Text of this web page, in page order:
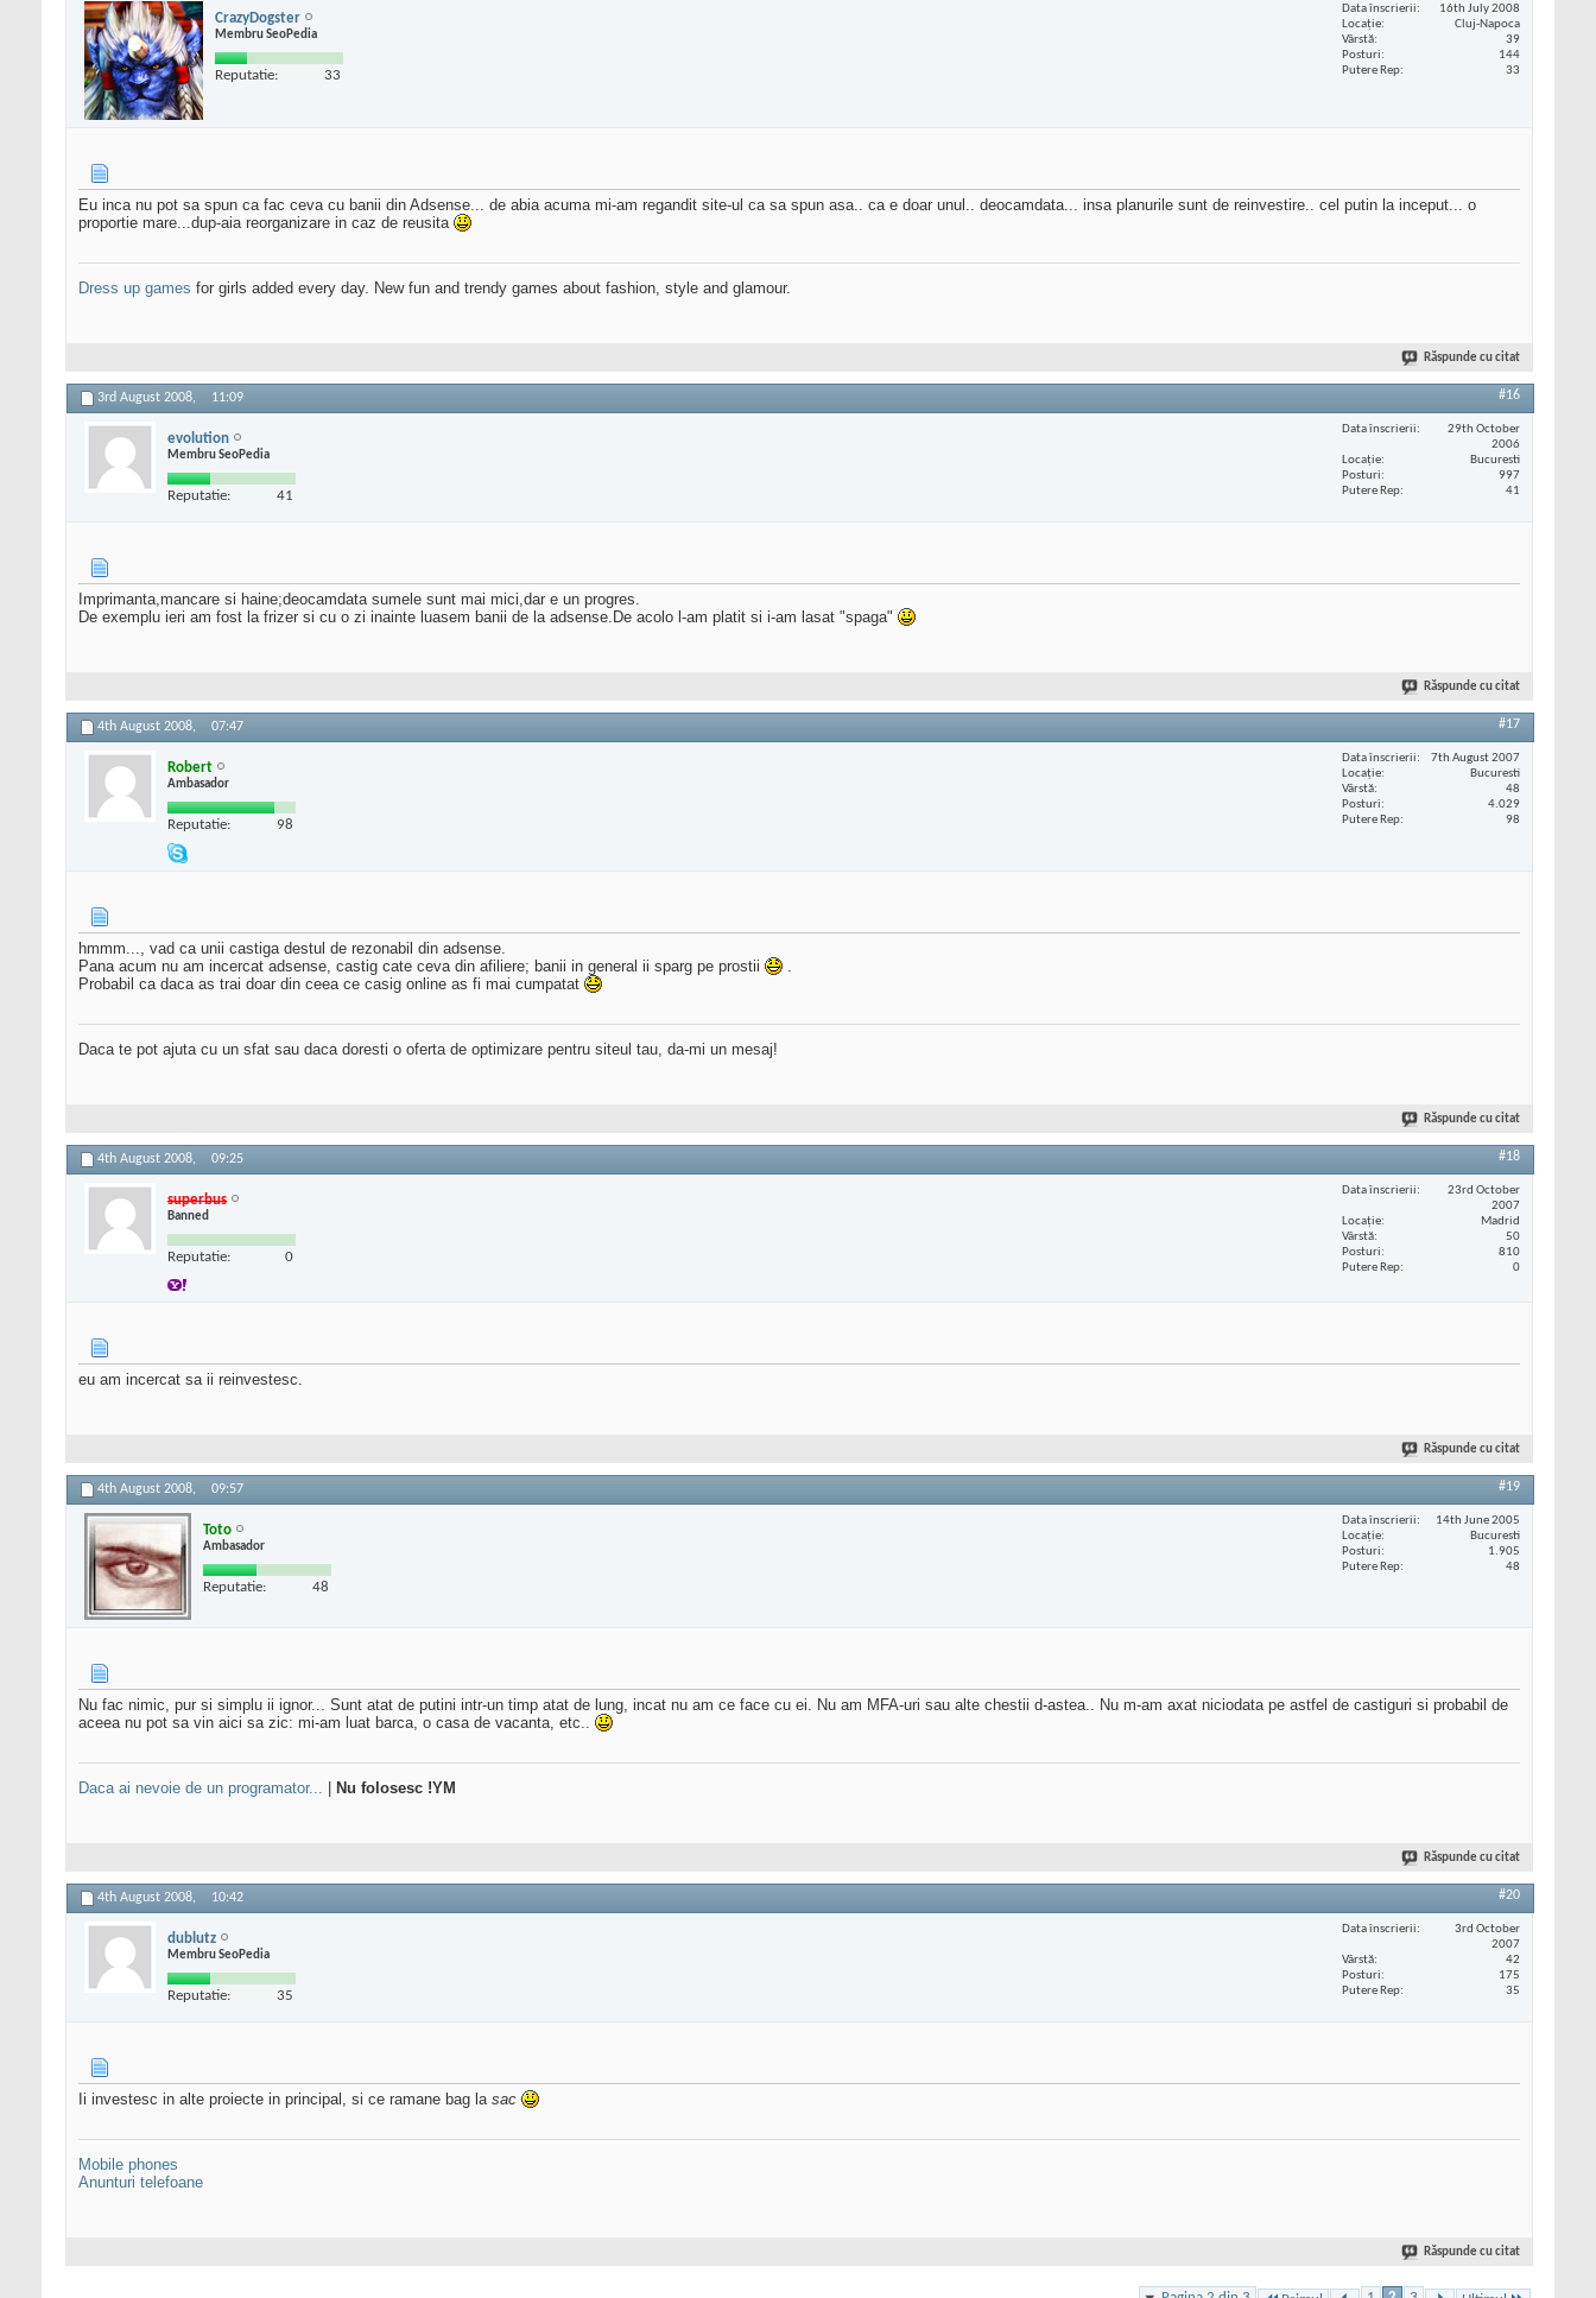
CrazyDogster
Membru SeoPedia
Reputatie: 33
Data înscrierii
16th July 2008
Locaţie
Cluj-Napoca
Vârstă
39
Posturi
144
Putere Rep
33
Eu inca nu pot sa spun ca fac ceva cu banii din Adsense... de abia acuma mi-am regandit site-ul ca sa spun asa.. ca e doar unul.. deocamdata... insa planurile sunt de reinvestire.. cel putin la inceput... o
proportie mare...dup-aia reorganizare in caz de reusita
Dress up games for girls added every day. New fun and trendy games about fashion, style and glamour.
Răspunde cu citat
3rd August 2008, 11:09 #16
evolution
Membru SeoPedia
Reputatie: 41
Data înscrierii
29th October
2006
Locaţie
Bucuresti
Posturi
997
Putere Rep
41
Imprimanta,mancare si haine;deocamdata sumele sunt mai mici,dar e un progres.
De exemplu ieri am fost la frizer si cu o zi inainte luasem banii de la adsense.De acolo l-am platit si i-am lasat "spaga"
Răspunde cu citat
4th August 2008, 07:47 #17
Robert
Ambasador
Reputatie: 98
Data înscrierii
7th August 2007
Locaţie
Bucuresti
Vârstă
48
Posturi
4.029
Putere Rep
98
hmmm..., vad ca unii castiga destul de rezonabil din adsense.
Pana acum nu am incercat adsense, castig cate ceva din afiliere; banii in general ii sparg pe prostii
.
Probabil ca daca as trai doar din ceea ce casig online as fi mai cumpatat
Daca te pot ajuta cu un sfat sau daca doresti o oferta de optimizare pentru siteul tau, da-mi un mesaj!
Răspunde cu citat
4th August 2008, 09:25 #18
superbus
Banned
Reputatie: 0
Data înscrierii
23rd October
2007
Locaţie
Madrid
Vârstă
50
Posturi
810
Putere Rep
0
eu am incercat sa ii reinvestesc.
Răspunde cu citat
4th August 2008, 09:57 #19
Toto
Ambasador
Reputatie: 48
Data înscrierii
14th June 2005
Locaţie
Bucuresti
Posturi
1.905
Putere Rep
48
Nu fac nimic, pur si simplu ii ignor... Sunt atat de putini intr-un timp atat de lung, incat nu am ce face cu ei. Nu am MFA-uri sau alte chestii d-astea.. Nu m-am axat niciodata pe astfel de castiguri si probabil de
aceea nu pot sa vin aici sa zic: mi-am luat barca, o casa de vacanta, etc..
Daca ai nevoie de un programator... Nu folosesc !YM
Răspunde cu citat
4th August 2008, 10:42 #20
dublutz
Membru SeoPedia
Reputatie: 35
Data înscrierii
3rd October
2007
Vârstă
42
Posturi
175
Putere Rep
35
Ii investesc in alte proiecte in principal, si ce ramane bag la sac
Mobile phones
Anunturi telefoane
Răspunde cu citat